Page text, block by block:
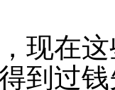
现在
到过